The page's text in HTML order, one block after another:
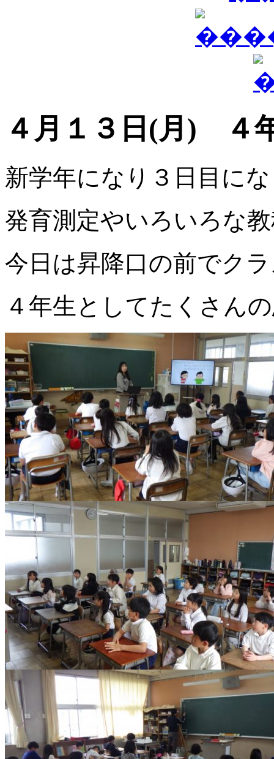
４月１３日(月) ４
新学年になり３日目に
発育測定やいろいろな
今日は昇降口の前でク
４年生としてたくさん